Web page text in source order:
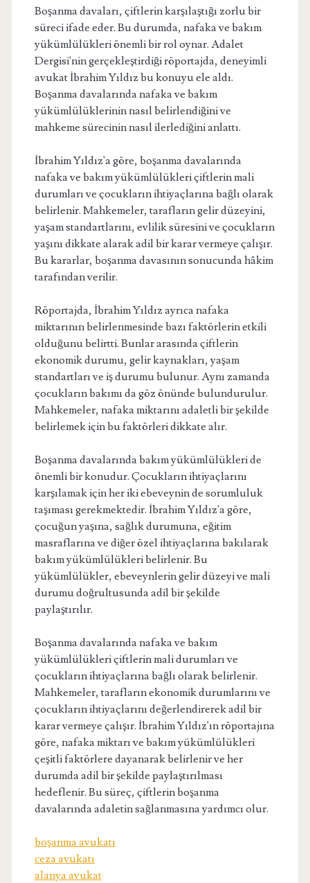
Boşanma davaları, çiftlerin karşılaştığı zorlu bir
süreci ifade eder. Bu durumda, nafaka ve bakım
yükümlülükleri önemli bir rol oynar. Adalet
Dergisi'nin gerçekleştirdiği röportajda, deneyimli
avukat İbrahim Yıldız bu konuyu ele aldı.
Boşanma davalarında nafaka ve bakım
yükümlülüklerinin nasıl belirlendiğini ve
mahkeme sürecinin nasıl ilerlediğini anlattı.
İbrahim Yıldız'a göre, boşanma davalarında
nafaka ve bakım yükümlülükleri çiftlerin mali
durumları ve çocukların ihtiyaçlarına bağlı olarak
belirlenir. Mahkemeler, tarafların gelir düzeyini,
yaşam standartlarını, evlilik süresini ve çocukların
yaşını dikkate alarak adil bir karar vermeye çalışır.
Bu kararlar, boşanma davasının sonucunda hâkim
tarafından verilir.
Röportajda, İbrahim Yıldız ayrıca nafaka
miktarının belirlenmesinde bazı faktörlerin etkili
olduğunu belirtti. Bunlar arasında çiftlerin
ekonomik durumu, gelir kaynakları, yaşam
standartları ve iş durumu bulunur. Aynı zamanda
çocukların bakımı da göz önünde bulundurulur.
Mahkemeler, nafaka miktarını adaletli bir şekilde
belirlemek için bu faktörleri dikkate alır.
Boşanma davalarında bakım yükümlülükleri de
önemli bir konudur. Çocukların ihtiyaçlarını
karşılamak için her iki ebeveynin de sorumluluk
taşıması gerekmektedir. İbrahim Yıldız'a göre,
çocuğun yaşına, sağlık durumuna, eğitim
masraflarına ve diğer özel ihtiyaçlarına bakılarak
bakım yükümlülükleri belirlenir. Bu
yükümlülükler, ebeveynlerin gelir düzeyi ve mali
durumu doğrultusunda adil bir şekilde
paylaştırılır.
Boşanma davalarında nafaka ve bakım
yükümlülükleri çiftlerin mali durumları ve
çocukların ihtiyaçlarına bağlı olarak belirlenir.
Mahkemeler, tarafların ekonomik durumlarını ve
çocukların ihtiyaçlarını değerlendirerek adil bir
karar vermeye çalışır. İbrahim Yıldız'ın röportajına
göre, nafaka miktarı ve bakım yükümlülükleri
çeşitli faktörlere dayanarak belirlenir ve her
durumda adil bir şekilde paylaştırılması
hedeflenir. Bu süreç, çiftlerin boşanma
davalarında adaletin sağlanmasına yardımcı olur.
boşanma avukatı
ceza avukatı
alanya avukat